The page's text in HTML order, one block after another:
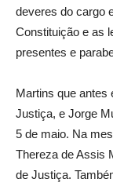
deveres do cargo
Constituição e as
presentes e
Martins que antes
Justiça, e Jorge
5 de maio. Na
Thereza de Assis
de Justiça.